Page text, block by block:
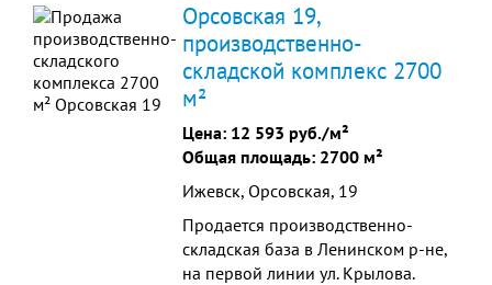
первой линии. 50 метров от...
Орсовская 19,
производственно-
складской комплекс 2700
м²
Цена: 12 593 руб./м²
Общая площадь: 2700 м²
Ижевск, Орсовская, 19
Продается производственно-
складская база в Ленинском р-не,
на первой линии ул. Крылова.